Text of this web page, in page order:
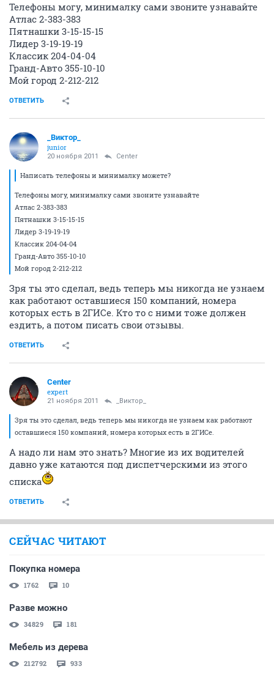
Телефоны могу, минималку сами звоните узнавайте
Атлас 2-383-383
Пятнашки 3-15-15-15
Лидер 3-19-19-19
Классик 204-04-04
Гранд-Авто 355-10-10
Мой город 2-212-212
ОТВЕТИТЬ
_Виктор_
juniоr
20 ноября 2011 Center
Написать телефоны и минималку можете?
Телефоны могу, минималку сами звоните узнавайте
Атлас 2-383-383
Пятнашки 3-15-15-15
Лидер 3-19-19-19
Классик 204-04-04
Гранд-Авто 355-10-10
Мой город 2-212-212
Зря ты это сделал, ведь теперь мы никогда не узнаем
как работают оставшиеся 150 компаний, номера
которых есть в 2ГИСе. Кто то с ними тоже должен
ездить, а потом писать свои отзывы.
ОТВЕТИТЬ
Center
expert
21 ноября 2011 _Виктор_
Зря ты это сделал, ведь теперь мы никогда не узнаем как работают
оставшиеся 150 компаний, номера которых есть в 2ГИСе.
А надо ли нам это знать? Многие из их водителей
давно уже катаются под диспетчерскими из этого
списка
ОТВЕТИТЬ
СЕЙЧАС ЧИТАЮТ
Покупка номера
1762 10
Разве можно
34829 181
Мебель из дерева
212792 933